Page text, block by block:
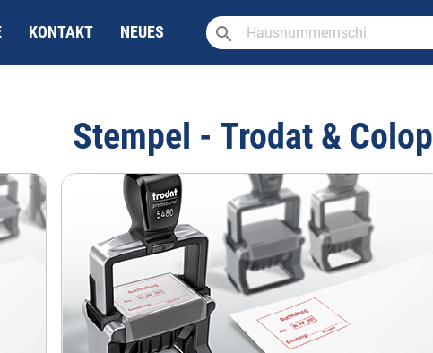
KONTAKT NEUES search
Stempel - Trodat & Colop